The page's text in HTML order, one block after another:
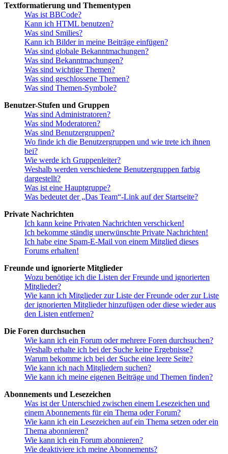
Textformatierung und Thementypen
Was ist BBCode?
Kann ich HTML benutzen?
Was sind Smilies?
Kann ich Bilder in meine Beiträge einfügen?
Was sind globale Bekanntmachungen?
Was sind Bekanntmachungen?
Was sind wichtige Themen?
Was sind geschlossene Themen?
Was sind Themen-Symbole?
Benutzer-Stufen und Gruppen
Was sind Administratoren?
Was sind Moderatoren?
Was sind Benutzergruppen?
Wo finde ich die Benutzergruppen und wie trete ich ihnen
bei?
Wie werde ich Gruppenleiter?
Weshalb werden verschiedene Benutzergruppen farbig
dargestellt?
Was ist eine Hauptgruppe?
Was bedeutet der „Das Team“-Link auf der Startseite?
Private Nachrichten
Ich kann keine Privaten Nachrichten verschicken!
Ich bekomme ständig unerwünschte Private Nachrichten!
Ich habe eine Spam-E-Mail von einem Mitglied dieses
Forums erhalten!
Freunde und ignorierte Mitglieder
Wozu benötige ich die Listen der Freunde und ignorierten
Mitglieder?
Wie kann ich Mitglieder zur Liste der Freunde oder zur Liste
der ignorierten Mitglieder hinzufügen oder diese wieder aus
den Listen entfernen?
Die Foren durchsuchen
Wie kann ich ein Forum oder mehrere Foren durchsuchen?
Weshalb erhalte ich bei der Suche keine Ergebnisse?
Warum bekomme ich bei der Suche eine leere Seite?
Wie kann ich nach Mitgliedern suchen?
Wie kann ich meine eigenen Beiträge und Themen finden?
Abonnements und Lesezeichen
Was ist der Unterschied zwischen einem Lesezeichen und
einem Abonnements für ein Thema oder Forum?
Wie kann ich ein Lesezeichen auf ein Thema setzen oder ein
Thema abonnieren?
Wie kann ich ein Forum abonnieren?
Wie deaktiviere ich meine Abonnements?